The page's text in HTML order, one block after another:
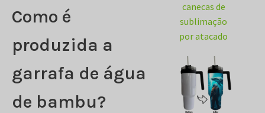
Como é
produzida a
garrafa de água
de bambu?
canecas de
sublimação
por atacado